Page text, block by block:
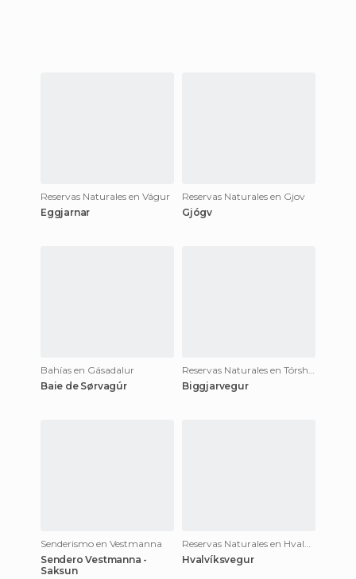
Reservas Naturales en Vágur
Eggjarnar
Reservas Naturales en Gjov
Gjógv
Bahías en Gásadalur
Baie de Sørvagúr
Reservas Naturales en Tórshavn
Biggjarvegur
Senderismo en Vestmanna
Sendero Vestmanna -
Saksun
Reservas Naturales en Hvalvík
Hvalvíksvegur